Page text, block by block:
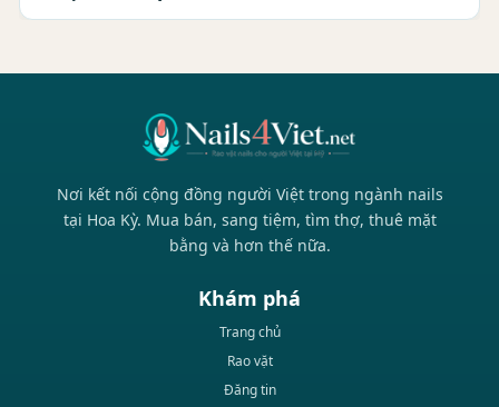
Nơi kết nối cộng đồng người Việt trong ngành nails
tại Hoa Kỳ. Mua bán, sang tiệm, tìm thợ, thuê mặt
bằng và hơn thế nữa.
Khám phá
Trang chủ
Rao vặt
Đăng tin